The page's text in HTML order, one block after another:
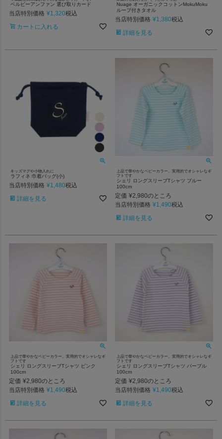
ベルビーアンファン 選び取りカード
当店特別価格 ¥1,320税込
カートに入れる
Nuage オーガニックコットンMokuMoku
ループ付きタオル
当店特別価格 ¥1,380税込
詳細を見る
キッズマグや小物入れに
ラフィネ 巾着バッグ(小)
当店特別価格 ¥1,480税込
詳細を見る
上品で華やかなベビーカラー。実用的でオシャレなギ
フトです
シェリ ロングスリーブTシャツ ブルー
100cm
定価 ¥2,980のところ
当店特別価格 ¥1,490税込
詳細を見る
上品で華やかなベビーカラー。実用的でオシャレなギ
フトです
シェリ ロングスリーブTシャツ ピンク
100cm
定価 ¥2,980のところ
当店特別価格 ¥1,490税込
詳細を見る
上品で華やかなベビーカラー。実用的でオシャレなギ
フトです
シェリ ロングスリーブTシャツ パープル
100cm
定価 ¥2,980のところ
当店特別価格 ¥1,490税込
詳細を見る